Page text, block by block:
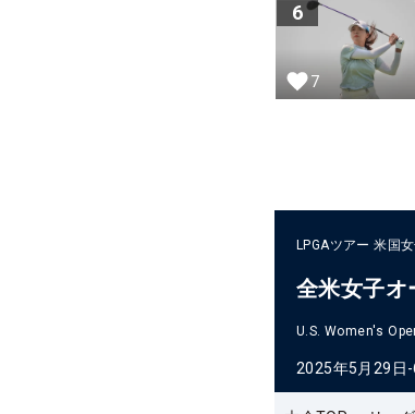
6
7
LPGAツアー 米国
全米女子オ
U.S. Women's
2025年5月29日-